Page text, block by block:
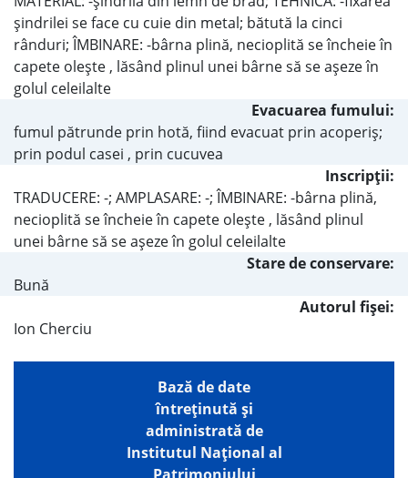
şindrilei se face cu cuie din metal; bătută la cinci
rânduri; ÎMBINARE: -bârna plină, necioplită se încheie în
capete oleşte , lăsând plinul unei bârne să se aşeze în
golul celeilalte
Evacuarea fumului:
fumul pătrunde prin hotă, fiind evacuat prin acoperiş;
prin podul casei , prin cucuvea
Inscripţii:
TRADUCERE: -; AMPLASARE: -; ÎMBINARE: -bârna plină,
necioplită se încheie în capete oleşte , lăsând plinul
unei bârne să se aşeze în golul celeilalte
Stare de conservare:
Bună
Autorul fişei:
Ion Cherciu
Bază de date
întreţinută şi
administrată de
Institutul Național al
Patrimoniului